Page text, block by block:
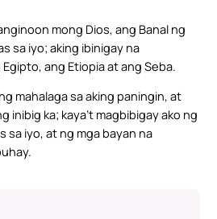
mong Dios, ang Banal ng
sa iyo; aking ibinigay na
ang Etiopia at ang Seba.
mahalaga sa aking paningin, at
inibig ka; kaya’t magbibigay ako ng
sa iyo, at ng mga bayan na